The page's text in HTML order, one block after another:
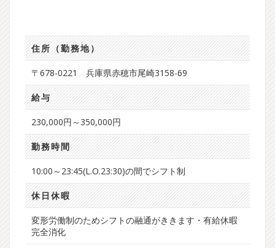
住所（勤務地）
〒678-0221 兵庫県赤穂市尾崎3158-69
給与
230,000円～350,000円
勤務時間
10:00～23:45(L.O.23:30)の間でシフト制
休日休暇
変形労働制のためシフトの融通がききます・有給休暇
完全消化